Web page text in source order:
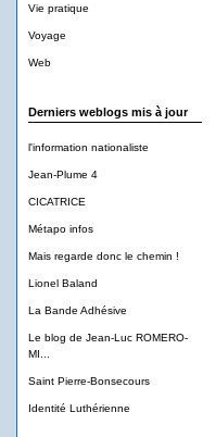
Vie pratique
Voyage
Web
Derniers weblogs mis à jour
l'information nationaliste
Jean-Plume 4
CICATRICE
Métapo infos
Mais regarde donc le chemin !
Lionel Baland
La Bande Adhésive
Le blog de Jean-Luc ROMERO-
MI...
Saint Pierre-Bonsecours
Identité Luthérienne